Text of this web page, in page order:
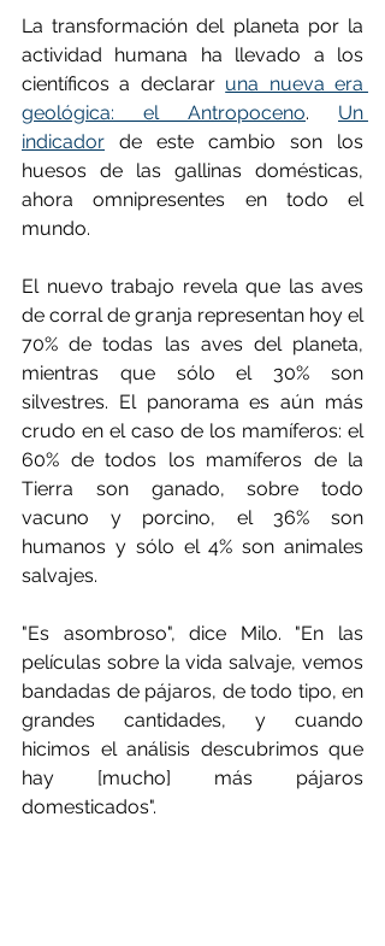
La transformación del planeta por la
actividad humana ha llevado a los
científicos a declarar una nueva era
geológica: el Antropoceno. Un
indicador de este cambio son los
huesos de las gallinas domésticas,
ahora omnipresentes en todo el
mundo.
El nuevo trabajo revela que las aves
de corral de granja representan hoy el
70% de todas las aves del planeta,
mientras que sólo el 30% son
silvestres. El panorama es aún más
crudo en el caso de los mamíferos: el
60% de todos los mamíferos de la
Tierra son ganado, sobre todo
vacuno y porcino, el 36% son
humanos y sólo el 4% son animales
salvajes.
"Es asombroso", dice Milo. "En las
películas sobre la vida salvaje, vemos
bandadas de pájaros, de todo tipo, en
grandes cantidades, y cuando
hicimos el análisis descubrimos que
hay [mucho] más pájaros
domesticados".